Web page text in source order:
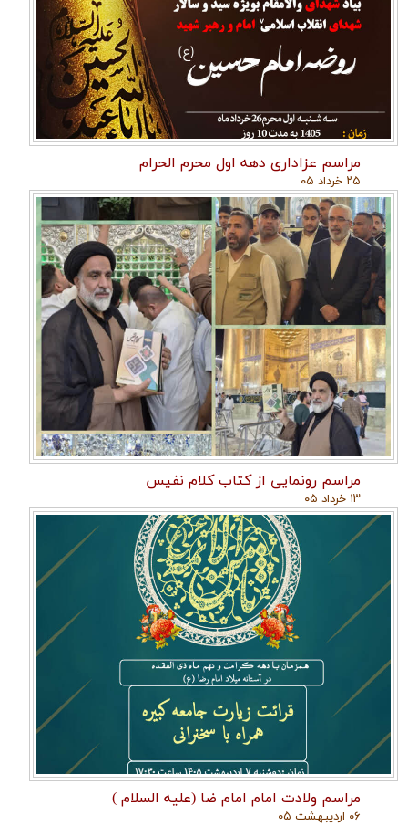
مراسم عزاداری دهه اول محرم الحرام
۲۵ خرداد ۰۵
مراسم رونمایی از کتاب کلام نفیس
۱۳ خرداد ۰۵
مراسم ولادت امام امام ضا (علیه السلام )
۰۶ اردیبهشت ۰۵